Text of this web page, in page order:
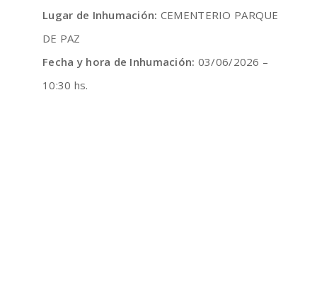
Lugar de Inhumación: CEMENTERIO PARQUE
DE PAZ
Fecha y hora de Inhumación: 03/06/2026 –
10:30 hs.